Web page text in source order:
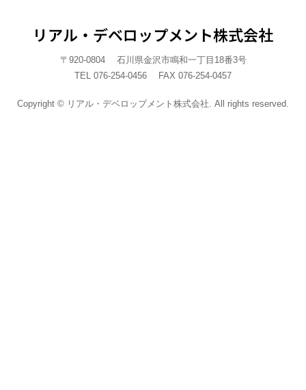
リアル・デベロップメント株式会社
〒920-0804 石川県金沢市鳴和一丁目18番3号
TEL 076-254-0456 FAX 076-254-0457
Copyright © リアル・デベロップメント株式会社. All rights reserved.